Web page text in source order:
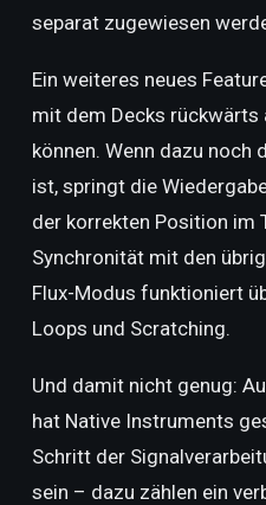
separat zugewiesen
Ein weiteres neues
mit dem Decks rückwärts
können. Wenn dazu noch
ist, springt die
der korrekten Position im
Synchronität mit den
Flux-Modus funktioniert
Loops und Scratching.
Und damit nicht genug:
hat Native Instruments
Schritt der
sein – dazu zählen ein